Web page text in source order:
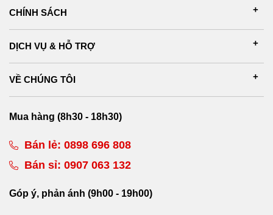
CHÍNH SÁCH
DỊCH VỤ & HỖ TRỢ
VỀ CHÚNG TÔI
Mua hàng (8h30 - 18h30)
Bán lẻ: 0898 696 808
Bán sỉ: 0907 063 132
Góp ý, phản ánh (9h00 - 19h00)